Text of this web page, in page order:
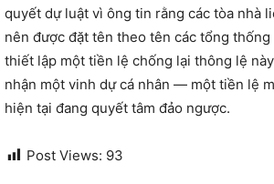
quyết dự luật vì ông tin rằng các tòa nhà
nên được đặt tên theo tên các tổng
thiết lập một tiền lệ chống lại thông lệ
nhận một vinh dự cá nhân — một tiền lệ
hiện tại đang quyết tâm đảo ngược.
Post Views: 93